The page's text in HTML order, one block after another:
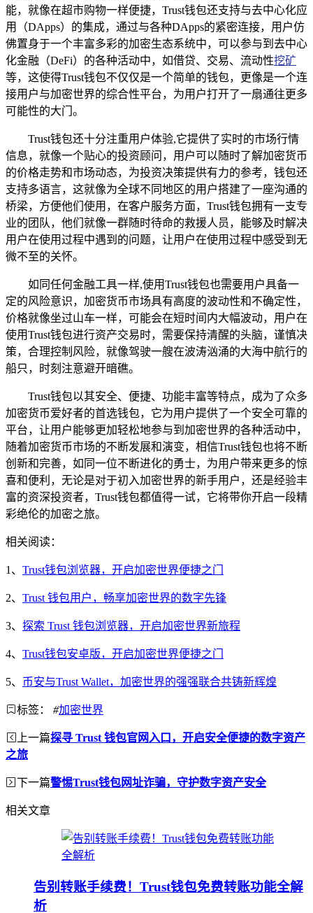
能，就像在超市购物一样便捷，Trust钱包还支持与去中心化应
用（DApps）的集成，通过与各种DApps的紧密连接，用户仿
佛置身于一个丰富多彩的加密生态系统中，可以参与到去中心
化金融（DeFi）的各种活动中，如借贷、交易、流动性挖矿
等，这使得Trust钱包不仅仅是一个简单的钱包，更像是一个连
接用户与加密世界的综合性平台，为用户打开了一扇通往更多
可能性的大门。
Trust钱包还十分注重用户体验,它提供了实时的市场行情
信息，就像一个贴心的投资顾问，用户可以随时了解加密货币
的价格走势和市场动态，为投资决策提供有力的参考，钱包还
支持多语言，这就像为全球不同地区的用户搭建了一座沟通的
桥梁，方便他们使用，在客户服务方面，Trust钱包拥有一支专
业的团队，他们就像一群随时待命的救援人员，能够及时解决
用户在使用过程中遇到的问题，让用户在使用过程中感受到无
微不至的关怀。
如同任何金融工具一样,使用Trust钱包也需要用户具备一
定的风险意识，加密货币市场具有高度的波动性和不确定性，
价格就像坐过山车一样，可能会在短时间内大幅波动，用户在
使用Trust钱包进行资产交易时，需要保持清醒的头脑，谨慎决
策，合理控制风险，就像驾驶一艘在波涛汹涌的大海中航行的
船只，时刻注意避开暗礁。
Trust钱包以其安全、便捷、功能丰富等特点，成为了众多
加密货币爱好者的首选钱包，它为用户提供了一个安全可靠的
平台，让用户能够更加轻松地参与到加密世界的各种活动中，
随着加密货币市场的不断发展和演变，相信Trust钱包也将不断
创新和完善，如同一位不断进化的勇士，为用户带来更多的惊
喜和便利，无论是对于初入加密世界的新手用户，还是经验丰
富的资深投资者，Trust钱包都值得一试，它将带你开启一段精
彩绝伦的加密之旅。
相关阅读：
1、 Trust钱包浏览器，开启加密世界便捷之门
2、 Trust 钱包用户，畅享加密世界的数字先锋
3、 探索 Trust 钱包浏览器，开启加密世界新旅程
4、 Trust钱包安卓版，开启加密世界便捷之门
5、 币安与Trust Wallet，加密世界的强强联合共铸新辉煌
标签： #加密世界
上一篇探寻 Trust 钱包官网入口，开启安全便捷的数字资产
之旅
下一篇警惕Trust钱包网址诈骗，守护数字资产安全
相关文章
告别转账手续费！Trust钱包免费转账功能全解
析